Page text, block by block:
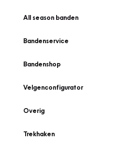
All season banden
Bandenservice
Bandenshop
Velgenconfigurator
Overig
Trekhaken